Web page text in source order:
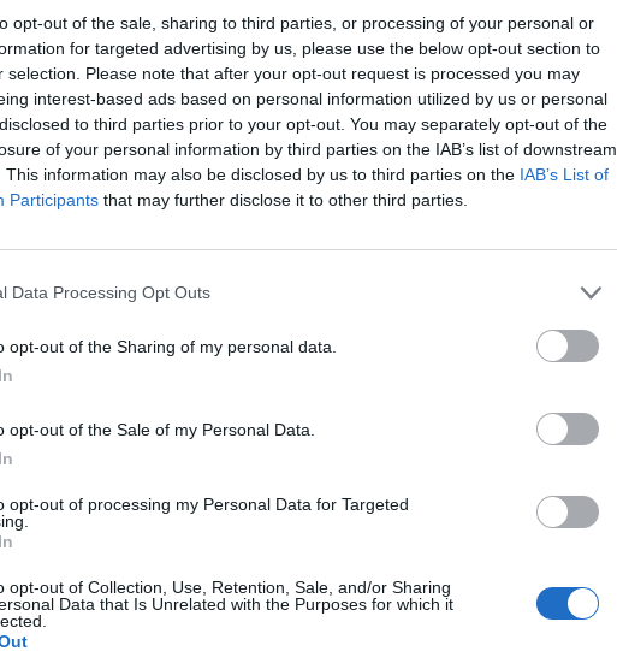
opt-out of the sale, sharing to third parties, or processing of your personal or
for targeted advertising by us, please use the below opt-out section to
selection. Please note that after your opt-out request is processed you may
interest-based ads based on personal information utilized by us or personal
to third parties prior to your opt-out. You may separately opt-out of the
of your personal information by third parties on the IAB’s list of downstream
This information may also be disclosed by us to third parties on the IAB’s List of
Participants that may further disclose it to other third parties.
Data Processing Opt Outs
opt-out of the Sharing of my personal data.
opt-out of the Sale of my Personal Data.
opt-out of processing my Personal Data for Targeted
opt-out of Collection, Use, Retention, Sale, and/or Sharing
Data that Is Unrelated with the Purposes for which it
τις ισορροπίες της ήταν αμέσως μετά
πλήρως: «Εκεί κάπου το έχασα
που είχα κοντά μου. Είχα
είχε επιπτώσεις στη σχέσεις μου,
γύρω μου, δεν έβγαινα».
ΕΞΑΝΘΉΜΑΤΑ
από τρία χρόνια, όταν αποφάσισε να
από μια παρατεταμένη περίοδο, στην
συνειδητά με τα μούτρα, αλλά το σώμα
βγάζω εξανθήματα, απευθύνθηκα σε